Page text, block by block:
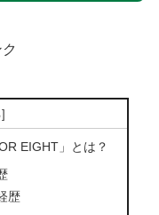
EIGHT」とは？
歴